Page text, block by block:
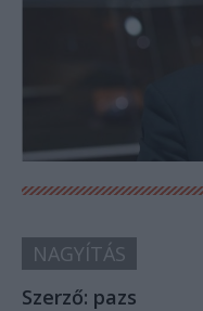
NAGYÍTÁS
Szerző: pazs